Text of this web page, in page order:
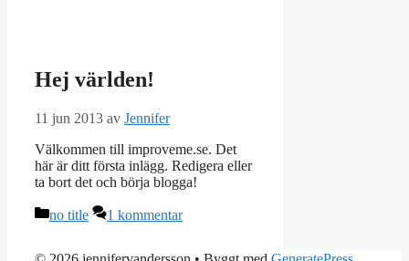
Hej världen!
11 jun 2013 av Jennifer
Välkommen till improveme.se. Det
här är ditt första inlägg. Redigera eller
ta bort det och börja blogga!
Kategorier
no title 1 kommentar